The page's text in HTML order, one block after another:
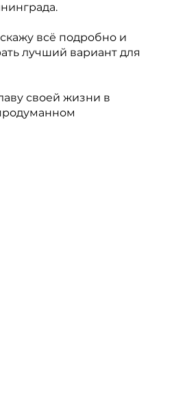
всё подробно и
лучший вариант для
своей жизни в